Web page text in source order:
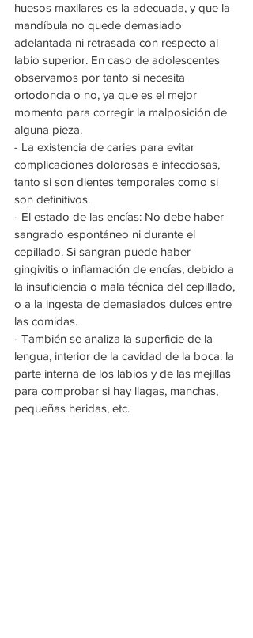
huesos maxilares es la adecuada, y que la
mandíbula no quede demasiado
adelantada ni retrasada con respecto al
labio superior. En caso de adolescentes
observamos por tanto si necesita
ortodoncia o no, ya que es el mejor
momento para corregir la malposición de
alguna pieza.
- La existencia de caries para evitar
complicaciones dolorosas e infecciosas,
tanto si son dientes temporales como si
son definitivos.
- El estado de las encías: No debe haber
sangrado espontáneo ni durante el
cepillado. Si sangran puede haber
gingivitis o inflamación de encías, debido a
la insuficiencia o mala técnica del cepillado,
o a la ingesta de demasiados dulces entre
las comidas.
- También se analiza la superficie de la
lengua, interior de la cavidad de la boca: la
parte interna de los labios y de las mejillas
para comprobar si hay llagas, manchas,
pequeñas heridas, etc.